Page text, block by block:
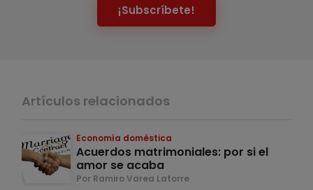
¡Subscríbete!
Artículos relacionados
Economía doméstica
Acuerdos matrimoniales: por si el
amor se acaba
Por Ramiro Varea Latorre